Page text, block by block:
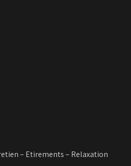
– Etirements – Relaxation